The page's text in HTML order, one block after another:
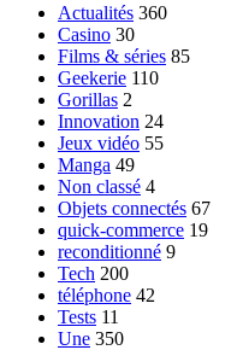
Actualités 360
Casino 30
Films & séries 85
Geekerie 110
Gorillas 2
Innovation 24
Jeux vidéo 55
Manga 49
Non classé 4
Objets connectés 67
quick-commerce 19
reconditionné 9
Tech 200
téléphone 42
Tests 11
Une 350